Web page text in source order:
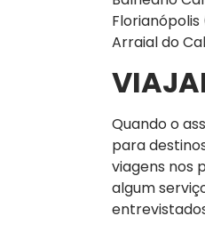
Florianópolis
Arraial do
Quando o
para
viagens nos
algum